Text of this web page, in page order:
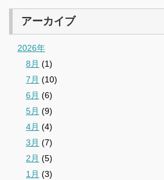
アーカイブ
2026年
8月 (1)
7月 (10)
6月 (6)
5月 (9)
4月 (4)
3月 (7)
2月 (5)
1月 (3)